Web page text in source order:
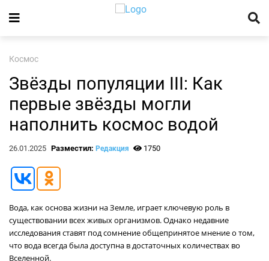
Космос
Звёзды популяции III: Как
первые звёзды могли
наполнить космос водой
26.01.2025 Разместил: Редакция 1750
Вода, как основа жизни на Земле, играет ключевую роль в
существовании всех живых организмов. Однако недавние
исследования ставят под сомнение общепринятое мнение о том,
что вода всегда была доступна в достаточных количествах во
Вселенной.